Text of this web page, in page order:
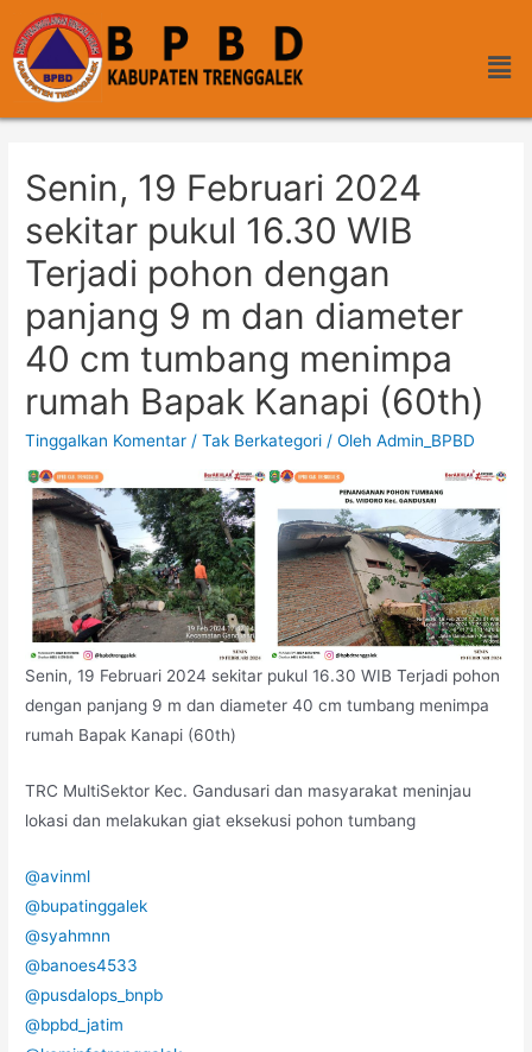
Senin, 19 Februari 2024
sekitar pukul 16.30 WIB
Terjadi pohon dengan
panjang 9 m dan diameter
40 cm tumbang menimpa
rumah Bapak Kanapi (60th)
Tinggalkan Komentar /Tak Berkategori / OlehAdmin_BPBD
Senin, 19 Februari 2024 sekitar pukul 16.30 WIB Terjadi pohon
dengan panjang 9 m dan diameter 40 cm tumbang menimpa
rumah Bapak Kanapi (60th)
TRC MultiSektor Kec. Gandusari dan masyarakat meninjau
lokasi dan melakukan giat eksekusi pohon tumbang
@avinml
@bupatinggalek
@syahmnn
@banoes4533
@pusdalops_bnpb
@bpbd_jatim